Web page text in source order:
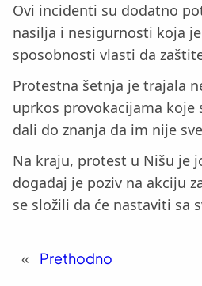
Ovi incidenti su dodatno
nasilja i nesigurnosti koja
sposobnosti vlasti da
Protestna šetnja je trajala
uprkos provokacijama koje
dali do znanja da im nije
Na kraju, protest u Nišu je
događaj je poziv na akciju
se složili da će nastaviti sa
« Prethodno